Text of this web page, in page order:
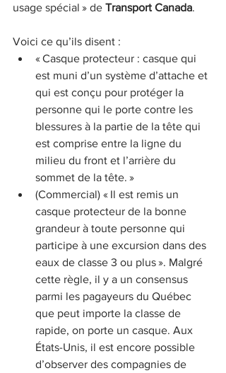
usage spécial » de Transport Canada.
Voici ce qu’ils disent :
« Casque protecteur : casque qui
est muni d’un système d’attache et
qui est conçu pour protéger la
personne qui le porte contre les
blessures à la partie de la tête qui
est comprise entre la ligne du
milieu du front et l’arrière du
sommet de la tête. »
(Commercial) « Il est remis un
casque protecteur de la bonne
grandeur à toute personne qui
participe à une excursion dans des
eaux de classe 3 ou plus ». Malgré
cette règle, il y a un consensus
parmi les pagayeurs du Québec
que peut importe la classe de
rapide, on porte un casque. Aux
États-Unis, il est encore possible
d’observer des compagnies de